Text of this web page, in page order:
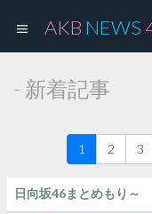
AKB NEWS
- 新着記事
1 2 3
日向坂46まとめもり～